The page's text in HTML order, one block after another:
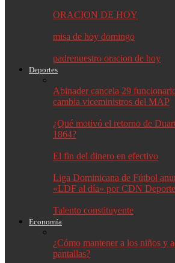
ORACION DE HOY
misa de hoy domingo
padrenuestro oracion de hoy
Deportes
Abinader cancela 29
cambia viceministros del MAP
¿Qué motivó el retorno de
1864?
El fin del dinero en efectivo
Liga Dominicana de Fútbol
«LDF al día» por CDN
Talento constituyente
Economía
¿Cómo mantener a los niños y
pantallas?